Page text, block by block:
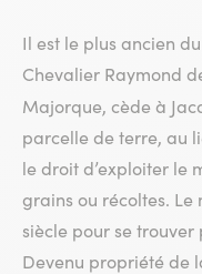
Il est le plus ancien
Chevalier Raymond
Majorque, cède à
parcelle de terre, au
le droit d’exploiter le
grains ou récoltes. Le
siècle pour se
Devenu propriété de